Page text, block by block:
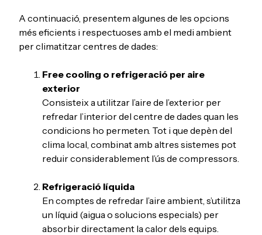
A continuació, presentem algunes de les opcions
més eficients i respectuoses amb el medi ambient
per climatitzar centres de dades:
Free cooling o refrigeració per aire
exterior
Consisteix a utilitzar l’aire de l’exterior per
refredar l’interior del centre de dades quan les
condicions ho permeten. Tot i que depèn del
clima local, combinat amb altres sistemes pot
reduir considerablement l’ús de compressors.
Refrigeració líquida
En comptes de refredar l’aire ambient, s’utilitza
un líquid (aigua o solucions especials) per
absorbir directament la calor dels equips.